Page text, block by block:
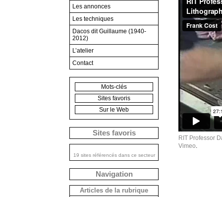
RIT Professor
Vimeo.
Les annonces
Les techniques
Dacos dit Guillaume (1940-
2012)
L’atelier
Contact
Mots-clés
Sites favoris
Sur le Web
Sites favoris
19 sites référencés dans ce secteur
Navigation
Articles de la rubrique